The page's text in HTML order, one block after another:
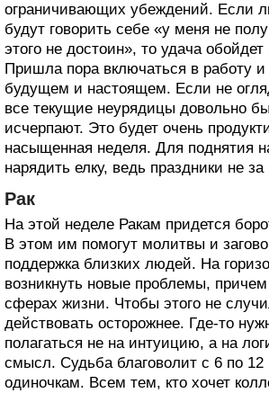
ограничивающих убеждений. Если
будут говорить себе «у меня не
этого не достоин», то удача
Пришла пора включаться в работу
будущем и настоящем. Если не
все текущие неурядицы довольно
исчерпают. Это будет очень
насыщенная неделя. Для поднятия
нарядить елку, ведь праздники не за
Рак
На этой неделе Ракам придется
В этом им помогут молитвы и
поддержка близких людей. На
возникнуть новые проблемы, причем
сферах жизни. Чтобы этого не
действовать осторожнее. Где-то
полагаться не на интуицию, а на
смысл. Судьба благоволит с 6 по 12
одиночкам. Всем тем, кто хочет